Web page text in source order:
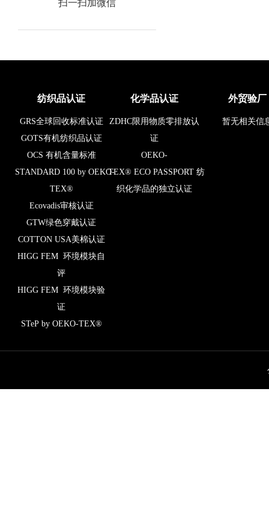
扫一扫加微信
纺织品认证
GRS全球回收标准认证
GOTS有机纺织品认证
OCS 有机含量标准
STANDARD 100 by OEKO-
TEX®
Ecovadis审核认证
GTW绿色穿戴认证
COTTON USA美棉认证
HIGG FEM 环境模块自
评
HIGG FEM 环境模块验
证
STeP by OEKO-TEX®
化学品认证
ZDHC限用物质零排放认
证
OEKO-
TEX® ECO PASSPORT 纺
织化学品的独立认证
外贸验厂
暂无相关信